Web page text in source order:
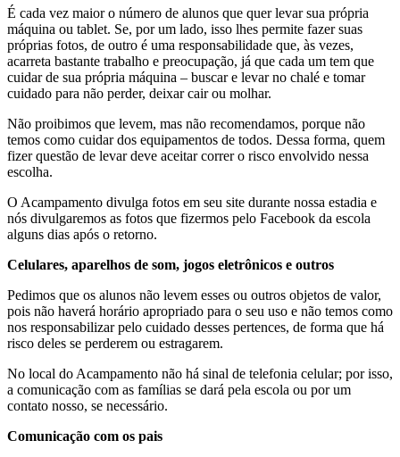
É cada vez maior o número de alunos que quer levar sua própria
máquina ou tablet. Se, por um lado, isso lhes permite fazer suas
próprias fotos, de outro é uma responsabilidade que, às vezes,
acarreta bastante trabalho e preocupação, já que cada um tem que
cuidar de sua própria máquina – buscar e levar no chalé e tomar
cuidado para não perder, deixar cair ou molhar.
Não proibimos que levem, mas não recomendamos, porque não
temos como cuidar dos equipamentos de todos. Dessa forma, quem
fizer questão de levar deve aceitar correr o risco envolvido nessa
escolha.
O Acampamento divulga fotos em seu site durante nossa estadia e
nós divulgaremos as fotos que fizermos pelo Facebook da escola
alguns dias após o retorno.
Celulares, aparelhos de som, jogos eletrônicos e outros
Pedimos que os alunos não levem esses ou outros objetos de valor,
pois não haverá horário apropriado para o seu uso e não temos como
nos responsabilizar pelo cuidado desses pertences, de forma que há
risco deles se perderem ou estragarem.
No local do Acampamento não há sinal de telefonia celular; por isso,
a comunicação com as famílias se dará pela escola ou por um
contato nosso, se necessário.
Comunicação com os pais